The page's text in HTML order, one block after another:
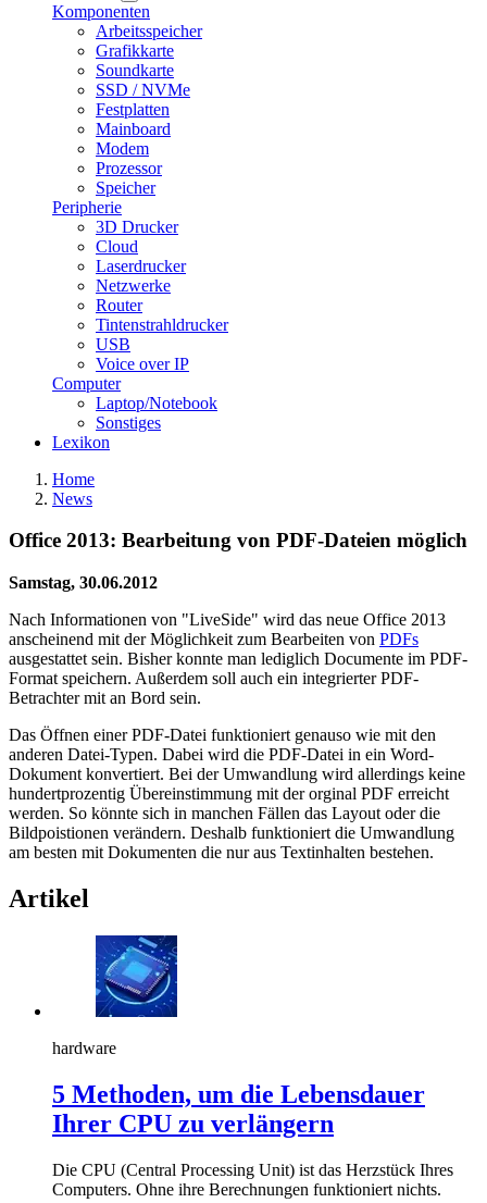
Komponenten
Arbeitsspeicher
Grafikkarte
Soundkarte
SSD / NVMe
Festplatten
Mainboard
Modem
Prozessor
Speicher
Peripherie
3D Drucker
Cloud
Laserdrucker
Netzwerke
Router
Tintenstrahldrucker
USB
Voice over IP
Computer
Laptop/Notebook
Sonstiges
Lexikon
Home
News
Office 2013: Bearbeitung von PDF-Dateien möglich
Samstag, 30.06.2012
Nach Informationen von "LiveSide" wird das neue Office 2013
anscheinend mit der Möglichkeit zum Bearbeiten von PDFs
ausgestattet sein. Bisher konnte man lediglich Documente im PDF-
Format speichern. Außerdem soll auch ein integrierter PDF-
Betrachter mit an Bord sein.
Das Öffnen einer PDF-Datei funktioniert genauso wie mit den
anderen Datei-Typen. Dabei wird die PDF-Datei in ein Word-
Dokument konvertiert. Bei der Umwandlung wird allerdings keine
hundertprozentig Übereinstimmung mit der orginal PDF erreicht
werden. So könnte sich in manchen Fällen das Layout oder die
Bildpoistionen verändern. Deshalb funktioniert die Umwandlung
am besten mit Dokumenten die nur aus Textinhalten bestehen.
Artikel
hardware
5 Methoden, um die Lebensdauer
Ihrer CPU zu verlängern
Die CPU (Central Processing Unit) ist das Herzstück Ihres
Computers. Ohne ihre Berechnungen funktioniert nichts.